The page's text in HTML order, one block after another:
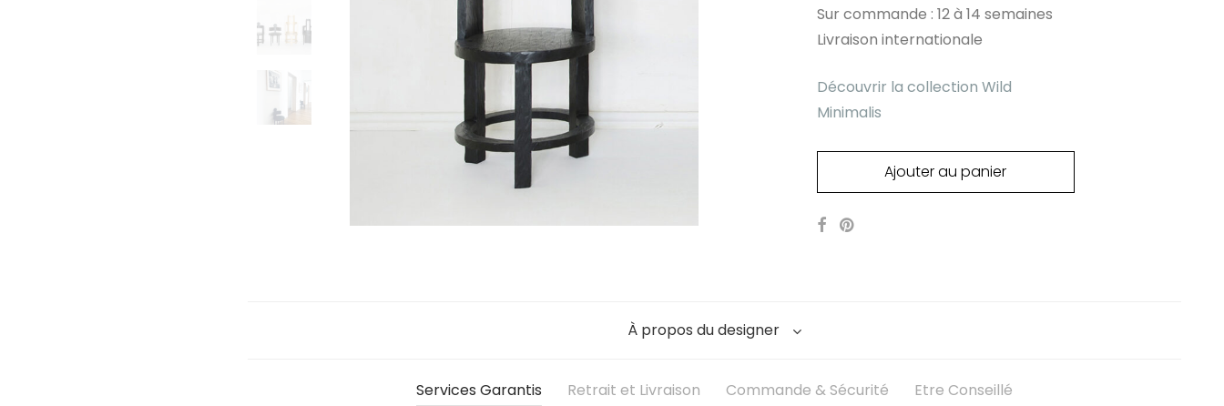
Sur commande : 12 à 14 semaines
Livraison internationale
Découvrir la collection Wild
Minimalis
Ajouter au panier
À propos du designer
Services Garantis Retrait et Livraison Commande & Sécurité Etre Conseillé